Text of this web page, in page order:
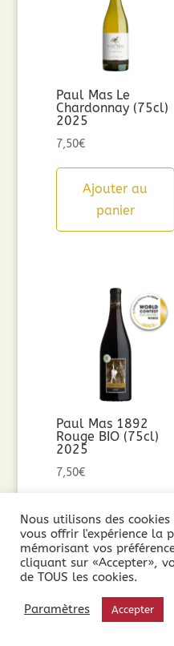
Paul Mas Le
Chardonnay (75cl)
2025
7,50€
Ajouter au
panier
Paul Mas 1892
Rouge BIO (75cl)
2025
7,50€
Ajouter au
panier
Nous utilisons des
vous offrir l'expérience la
mémorisant vos
cliquant sur «Accepter»,
de TOUS les cookies.
Paramètres Accepter